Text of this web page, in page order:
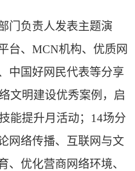
门负责人发表主题演
台、MCN机构、优质网
中国好网民代表等分享
文明建设优秀案例，启
能提升月活动；14场分
网络传播、互联网与文
、优化营商网络环境、